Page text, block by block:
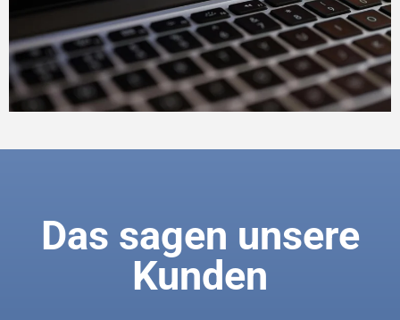
Das sagen unsere
Kunden